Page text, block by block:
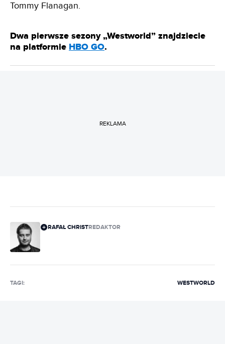
Tommy Flanagan.
Dwa pierwsze sezony „Westworld” znajdziecie
na platformie HBO GO.
REKLAMA
RAFAŁ CHRISTREDAKTOR
TAGI: WESTWORLD